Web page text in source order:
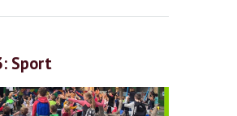
Sport